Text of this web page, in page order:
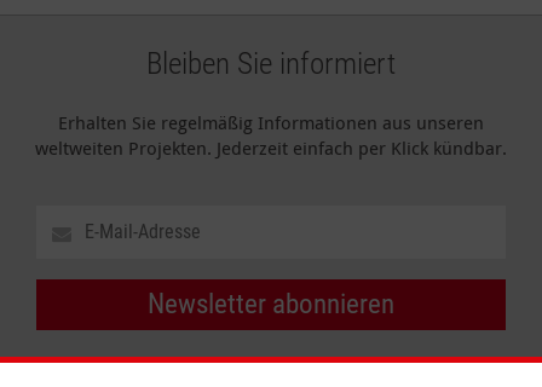
Bleiben Sie informiert
Erhalten Sie regelmäßig Informationen aus unseren
weltweiten Projekten. Jederzeit einfach per Klick kündbar.
Newsletter abonnieren